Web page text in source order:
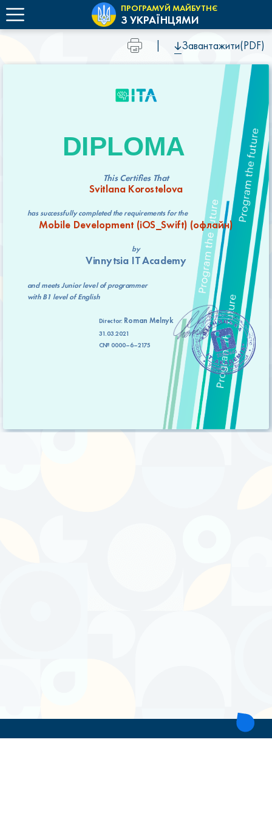
ПРОГРАМУЙ МАЙБУТНЄ
З УКРАЇНЦЯМИ
|
Завантажити(PDF)
DIPLOMA
This Certifies That
Svitlana Korostelova
has successfully completed the requirements for the
Mobile Development (iOS_Swift) (офлайн)
by
Vinnytsia IT Academy
and meetsJunior levelof programmer
withB1 levelof English
Director: Roman Melnyk
31.03.2021
C№ 0000–6–2175